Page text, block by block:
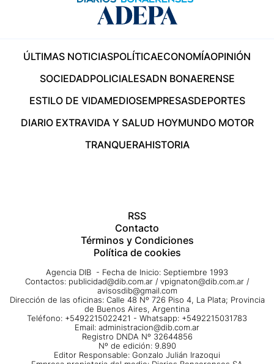
ÚLTIMAS NOTICIASPOLÍTICAECONOMÍAOPINIÓN
SOCIEDADPOLICIALESADN BONAERENSE
ESTILO DE VIDAMEDIOSEMPRESASDEPORTES
DIARIO EXTRAVIDA Y SALUD HOYMUNDO MOTOR
TRANQUERAHISTORIA
RSS
Contacto
Términos y Condiciones
Política de cookies
Agencia DIB - Fecha de Inicio: Septiembre 1993
Contactos: publicidad@dib.com.ar / vpignaton@dib.com.ar /
avisosdib@gmail.com
Dirección de las oficinas: Calle 48 Nº 726 Piso 4, La Plata; Provincia
de Buenos Aires, Argentina
Teléfono: +5492215022421 - Whatsapp: +5492215031783
Email: administracion@dib.com.ar
Registro DNDA Nº 32644856
Nº de edición: 9.890
Editor Responsable: Gonzalo Julián Irazoqui